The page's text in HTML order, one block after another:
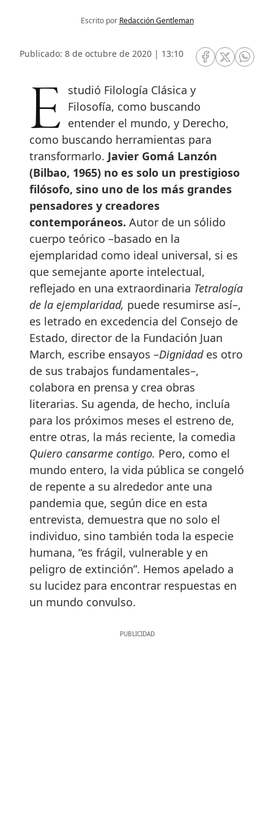
Escrito por Redacción Gentleman
Publicado: 8 de octubre de 2020 | 13:10
RRSS Facebook
RRSSRRSS
Estudió Filología Clásica y Filosofía, como buscando
entender el mundo, y Derecho,
como buscando herramientas para
transformarlo. Javier Gomá Lanzón
(Bilbao, 1965) no es solo un prestigioso
filósofo, sino uno de los más grandes
pensadores y creadores
contemporáneos. Autor de un sólido
cuerpo teórico –basado en la
ejemplaridad como ideal universal, si es
que semejante aporte intelectual,
reflejado en una extraordinaria Tetralogía
de la ejemplaridad, puede resumirse así–,
es letrado en excedencia del Consejo de
Estado, director de la Fundación Juan
March, escribe ensayos –Dignidades otro
de sus trabajos fundamentales–,
colabora en prensa y crea obras
literarias. Su agenda, de hecho, incluía
para los próximos meses el estreno de,
entre otras, la más reciente, la comedia
Quiero cansarme contigo. Pero, como el
mundo entero, la vida pública se congeló
de repente a su alrededor ante una
pandemia que, según dice en esta
entrevista, demuestra que no solo el
individuo, sino también toda la especie
humana, “es frágil, vulnerable y en
peligro de extinción”. Hemos apelado a
su lucidez para encontrar respuestas en
un mundo convulso.